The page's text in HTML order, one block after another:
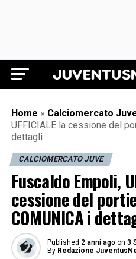
Home » Calciomercato
UFFICIALE la cessione del
dettagli
CALCIOMERCATO JUVE
Fuscaldo Empoli,
cessione del
COMUNICA i
Published 2 anni ago on 3
By Redazione